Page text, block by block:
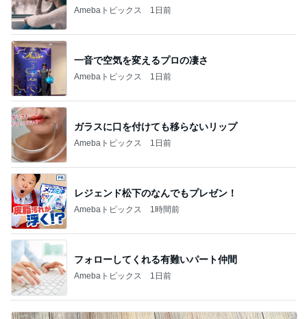
Amebaトピックス 1日前
一音で空気を変えるプロの凄さ
Amebaトピックス 1日前
ガラスに口を付けても移らないリップ
Amebaトピックス 1日前
レジェンド松下のなんでもプレゼン！
Amebaトピックス 1時間前
フォローしてくれる有難いパート仲間
Amebaトピックス 1日前